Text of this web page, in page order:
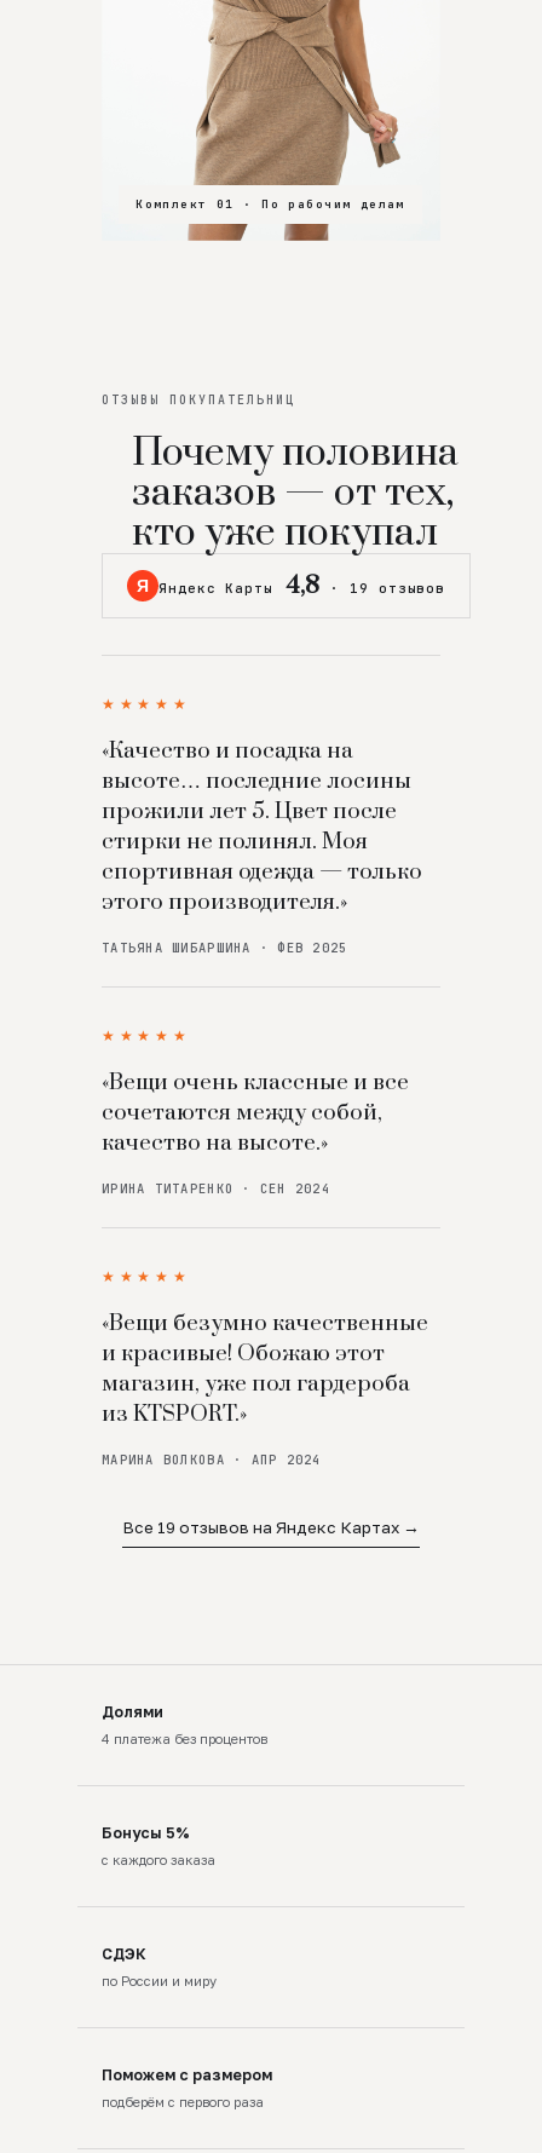
Комплект 01 · По рабочим делам
Комплект 02 · В зал
Комплект 03 · На особенный вечер
ОТЗЫВЫ ПОКУПАТЕЛЬНИЦ
Почему половина
заказов — от тех,
кто уже покупал
Я Яндекс Карты 4,8 · 19 отзывов
★★★★★
«Качество и посадка на
высоте… последние лосины
прожили лет 5. Цвет после
стирки не полинял. Моя
спортивная одежда — только
этого производителя.»
ТАТЬЯНА ШИБАРШИНА · ФЕВ 2025
★★★★★
«Вещи очень классные и все
сочетаются между собой,
качество на высоте.»
ИРИНА ТИТАРЕНКО · СЕН 2024
★★★★★
«Вещи безумно качественные
и красивые! Обожаю этот
магазин, уже пол гардероба
из KTSPORT.»
МАРИНА ВОЛКОВА · АПР 2024
Все 19 отзывов на Яндекс Картах →
Долями
4 платежа без процентов
Бонусы 5%
с каждого заказа
СДЭК
по России и миру
Поможем с размером
подберём с первого раза